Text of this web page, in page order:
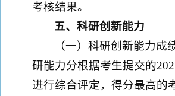
考核结果。
五、科研创新能力
（一）科研创新能力
研能力分根据考生提交的
进行综合评定，得分最高的